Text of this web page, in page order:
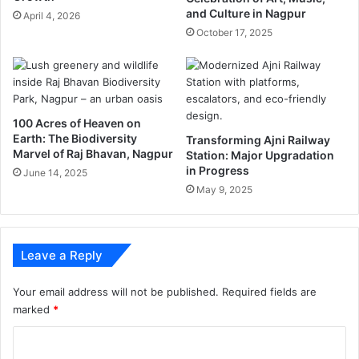
म
लि
के
द
ण
का
;
A
x
i
s
ल
खा
ती
April 4, 2026
and Culture in Nagpur
October 17, 2025
100 Acres of Heaven on
Earth: The Biodiversity
Marvel of Raj Bhavan, Nagpur
June 14, 2025
Transforming Ajni Railway
Station: Major Upgradation
in Progress
May 9, 2025
Leave a Reply
Your email address will not be published. Required fields are
marked *